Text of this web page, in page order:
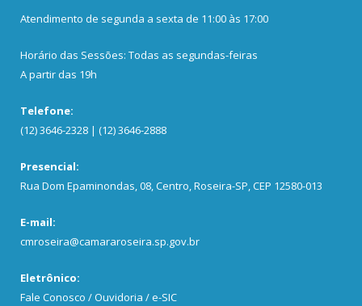
Atendimento de segunda a sexta de 11:00 às 17:00
Horário das Sessões: Todas as segundas-feiras
A partir das 19h
Telefone:
(12) 3646-2328 | (12) 3646-2888
Presencial:
Rua Dom Epaminondas, 08, Centro, Roseira-SP, CEP 12580-013
E-mail:
cmroseira@camararoseira.sp.gov.br
Eletrônico:
Fale Conosco / Ouvidoria / e-SIC